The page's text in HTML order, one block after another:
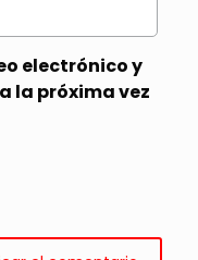
electrónico y
la próxima vez